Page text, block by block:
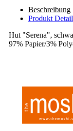
Beschreibung
Produkt
Hut "Serena",
97% Papier/3%